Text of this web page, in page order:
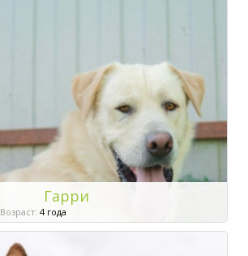
Гарри
Возраст: 4 года